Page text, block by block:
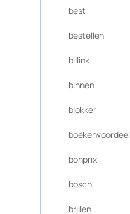
best
bestellen
billink
binnen
blokker
boekenvoordeel
bonprix
bosch
brillen